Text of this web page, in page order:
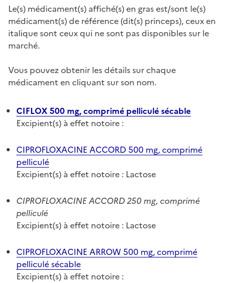
Le(s) médicament(s) affiché(s) en gras est/sont le(s)
médicament(s) de référence (dit(s) princeps), ceux en
italique sont ceux qui ne sont pas disponibles sur le
marché.
Vous pouvez obtenir les détails sur chaque
médicament en cliquant sur son nom.
CIFLOX 500 mg, comprimé pelliculé sécable
Excipient(s) à effet notoire :
CIPROFLOXACINE ACCORD 500 mg, comprimé
pelliculé
Excipient(s) à effet notoire : Lactose
CIPROFLOXACINE ACCORD 250 mg, comprimé
pelliculé
Excipient(s) à effet notoire : Lactose
CIPROFLOXACINE ARROW 500 mg, comprimé
pelliculé sécable
Excipient(s) à effet notoire :